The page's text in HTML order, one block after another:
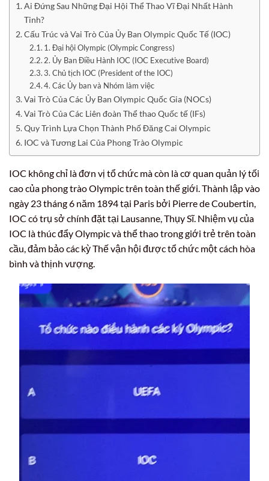
Ai Đứng Sau Những Đại Hội Thể Thao Vĩ Đại Nhất Hành
Tinh?
Cấu Trúc và Vai Trò Của Ủy Ban Olympic Quốc Tế (IOC)
1. Đại hội Olympic (Olympic Congress)
2. Ủy Ban Điều Hành IOC (IOC Executive Board)
3. Chủ tịch IOC (President of the IOC)
4. Các Ủy ban và Nhóm làm việc
Vai Trò Của Các Ủy Ban Olympic Quốc Gia (NOCs)
Vai Trò Của Các Liên đoàn Thể thao Quốc tế (IFs)
Quy Trình Lựa Chọn Thành Phố Đăng Cai Olympic
IOC và Tương Lai Của Phong Trào Olympic
IOC không chỉ là đơn vị tổ chức mà còn là cơ quan quản lý tối
cao của phong trào Olympic trên toàn thế giới. Thành lập vào
ngày 23 tháng 6 năm 1894 tại Paris bởi Pierre de Coubertin,
IOC có trụ sở chính đặt tại Lausanne, Thụy Sĩ. Nhiệm vụ của
IOC là thúc đẩy Olympic và thể thao trong giới trẻ trên toàn
cầu, đảm bảo các kỳ Thế vận hội được tổ chức một cách hòa
bình và thịnh vượng.